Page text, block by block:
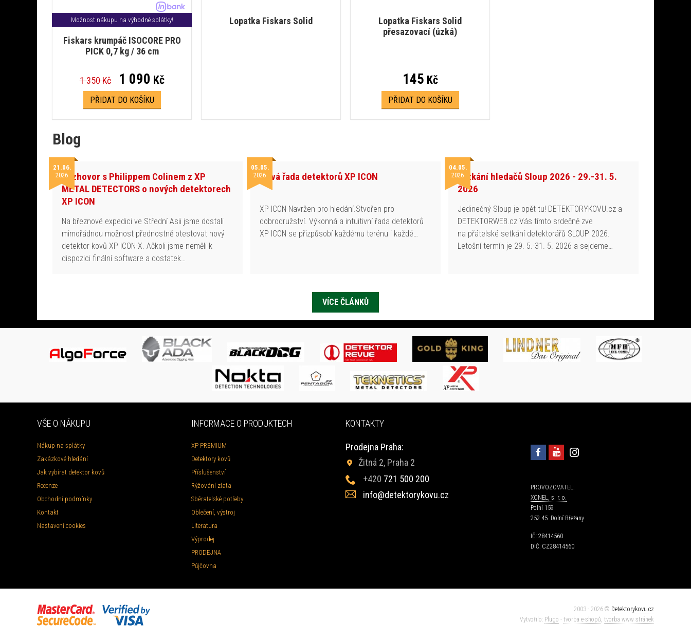
Možnost nákupu na výhodné splátky!
Fiskars krumpáč ISOCORE PRO
PICK 0,7 kg / 36 cm
1 350 Kč 1 090 Kč
PŘIDAT DO KOŠÍKU
Lopatka Fiskars Solid
Lopatka Fiskars Solid
přesazovací (úzká)
145 Kč
PŘIDAT DO KOŠÍKU
Blog
21.06.
2026Rozhovor s Philippem Colinem z XP
METAL DETECTORS o nových detektorech
XP ICON
Na březnové expedici ve Střední Asii jsme dostali
mimořádnou možnost přednostně otestovat nový
detektor kovů XP ICON-X. Ačkoli jsme neměli k
dispozici finální software a dostatek…
05.05.
2026Nová řada detektorů XP ICON
XP ICON Navržen pro hledání.Stvořen pro
dobrodružství. Výkonná a intuitivní řada detektorů
XP ICON se přizpůsobí každému terénu i každé…
04.05.
2026Setkání hledačů Sloup 2026 - 29.-31. 5.
2026
Jedinečný Sloup je opět tu! DETEKTORYKOVU.cz a
DETEKTORWEB.cz Vás tímto srdečně zve
na přátelské setkání detektorářů SLOUP 2026.
Letošní termín je 29. 5.-31. 5. 2026 a sejdeme…
VÍCE ČLÁNKŮ
KONTAKTY
PROVOZOVATEL:
XONEL, s. r. o.
Polní 159
252 45 Dolní Břežany
IČ: 28414560
DIČ: CZ28414560
Prodejna Praha:
Žitná 2, Praha 2
+420 721 500 200
info@detektorykovu.cz
VŠE O NÁKUPU
Nákup na splátky
Zakázkové hledání
Jak vybírat detektor kovů
Recenze
Obchodní podmínky
Kontakt
Nastavení cookies
INFORMACE O PRODUKTECH
XP PREMIUM
Detektory kovů
Příslušenství
Rýžování zlata
Sběratelské potřeby
Oblečení, výstroj
Literatura
Výprodej
PRODEJNA
Půjčovna
2003 - 2026 © Detektorykovu.cz
Vytvořilo: Plugo - tvorba e-shopů, tvorba www stránek